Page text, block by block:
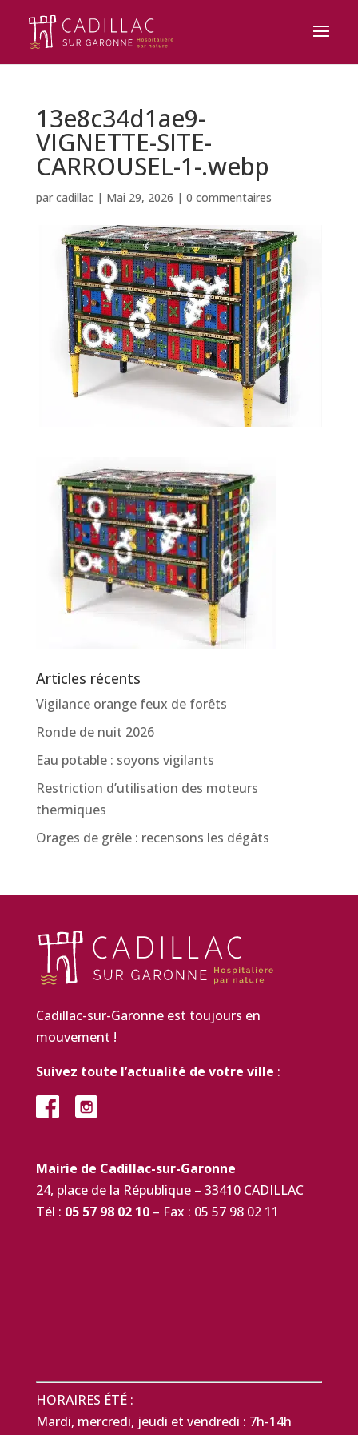
13e8c34d1ae9-
VIGNETTE-SITE-
CARROUSEL-1-.webp
par cadillac| Mai 29, 2026 | 0 commentaires
Articles récents
Vigilance orange feux de forêts
Ronde de nuit 2026
Eau potable : soyons vigilants
Restriction d’utilisation des moteurs
thermiques
Orages de grêle : recensons les dégâts
Cadillac-sur-Garonne est toujours en
mouvement !
Suivez toute l’actualité de votre ville :
Mairie de Cadillac-sur-Garonne
24, place de la République – 33410 CADILLAC
Tél : 05 57 98 02 10– Fax : 05 57 98 02 11
HORAIRES ÉTÉ :
Mardi, mercredi, jeudi et vendredi : 7h-14h